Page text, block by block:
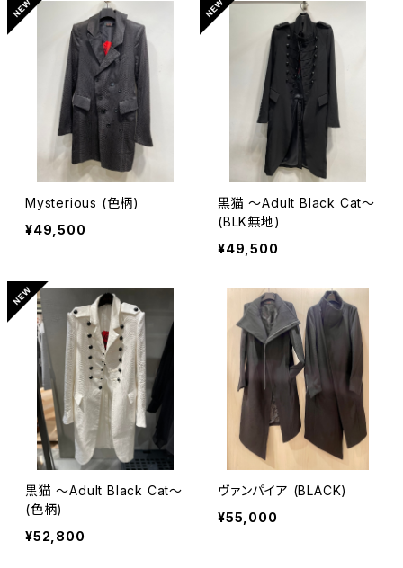
Mysterious (色柄)
¥49,500
黒猫 〜Adult Black Cat〜
(BLK無地)
¥49,500
黒猫 〜Adult Black Cat〜
(色柄)
¥52,800
ヴァンパイア (BLACK)
¥55,000